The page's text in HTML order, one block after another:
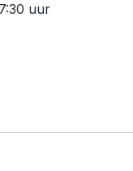
uur